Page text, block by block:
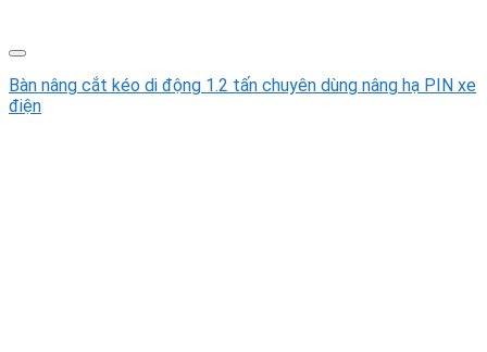
Bàn nâng cắt kéo di động 1.2 tấn chuyên dùng nâng hạ PIN xe
điện